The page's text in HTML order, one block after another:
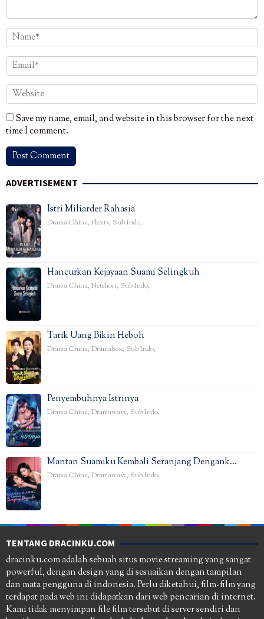
Save my name, email, and website in this browser for the next
time I comment.
ADVERTISEMENT
Istri Miliarder Rahasia
Drama China, Flextv, Sub Indo,
Hancurkan Kejayaan Suami Selingkuh
Drama China, Netshort, Sub Indo,
Tarik Uang Bikin Heboh
Drama China, Dramabox, Sub Indo,
Penyembuhnya Istrinya
Drama China, Dramawave, Sub Indo,
Mantan Suamiku Kembali Seranjang Dengank…
Drama China, Dramawave, Sub Indo,
TENTANG DRACINKU.COM
dracinku.com adalah sebuah situs movie streaming yang sangat
powerful, dengan design yang di sesuaikan dengan tampilan
dan mata pengguna di indonesia. Perlu diketahui, film-film yang
terdapat pada web ini didapatkan dari web pencarian di internet.
Kami tidak menyimpan file film tersebut di server sendiri dan